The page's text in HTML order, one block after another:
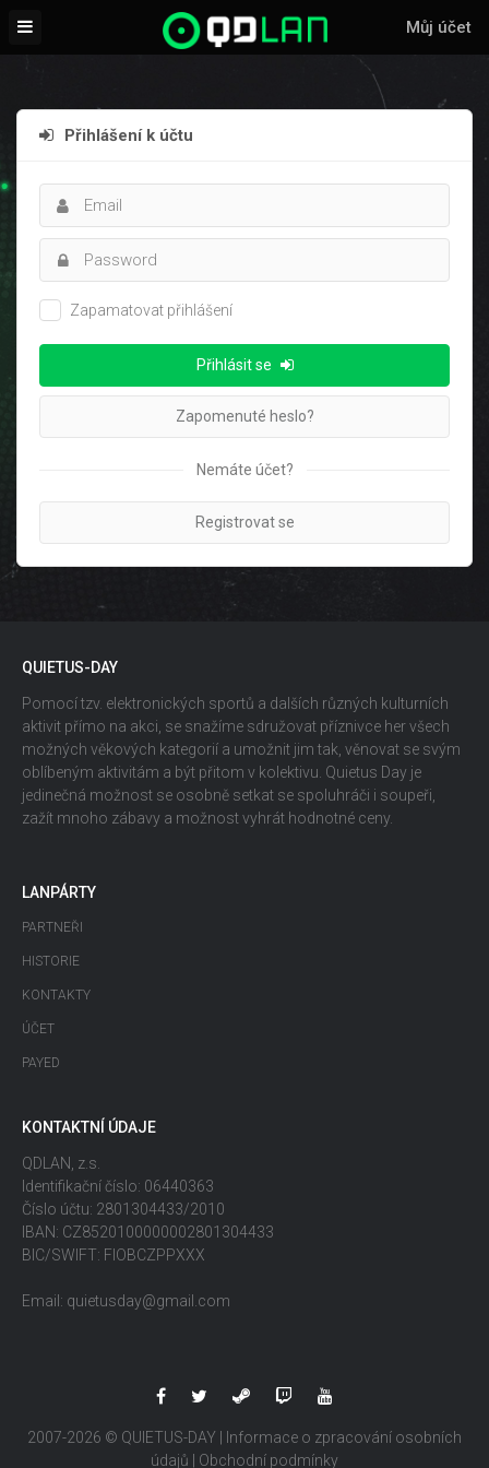
Můj účet
Přihlášení k účtu
Zapamatovat přihlášení
Přihlásit se
Zapomenuté heslo?
Nemáte účet?
Registrovat se
QUIETUS-DAY
Pomocí tzv. elektronických sportů a dalších různých kulturních
aktivit přímo na akci, se snažíme sdružovat příznivce her všech
možných věkových kategorií a umožnit jim tak, věnovat se svým
oblíbeným aktivitám a být přitom v kolektivu. Quietus Day je
jedinečná možnost se osobně setkat se spoluhráči i soupeři,
zažít mnoho zábavy a možnost vyhrát hodnotné ceny.
LANPÁRTY
PARTNEŘI
HISTORIE
KONTAKTY
ÚČET
PAYED
KONTAKTNÍ ÚDAJE
QDLAN, z.s.
Identifikační číslo: 06440363
Číslo účtu: 2801304433/2010
IBAN: CZ8520100000002801304433
BIC/SWIFT: FIOBCZPPXXX
Email: quietusday@gmail.com
2007-2026 © QUIETUS-DAY |
Informace o zpracování osobních
údajů
Obchodní podmínky